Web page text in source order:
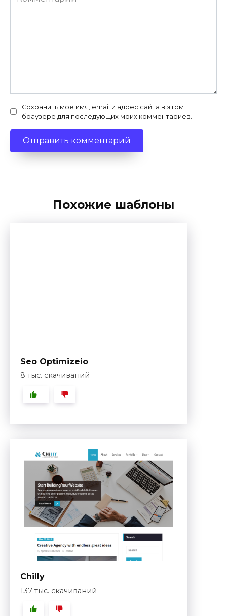
Сохранить моё имя, email и адрес сайта в этом
браузере для последующих моих комментариев.
Похожие шаблоны
Seo Optimizeio
8 тыс. скачиваний
1
Chilly
137 тыс. скачиваний